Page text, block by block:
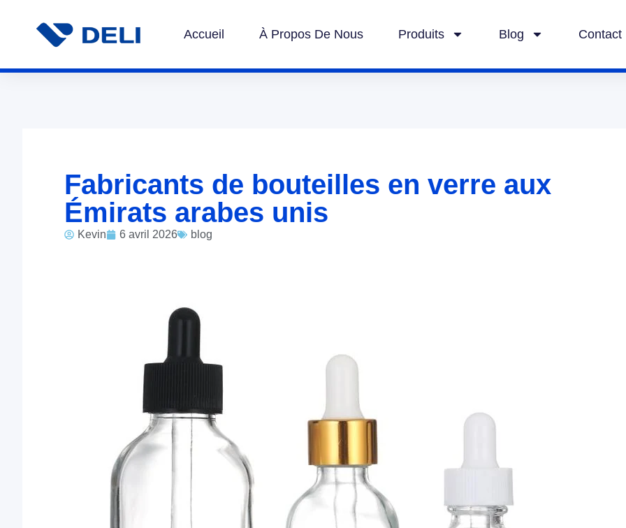
Accueil À Propos De Nous Produits Blog Contact
Fabricants de bouteilles en verre aux
Émirats arabes unis
Kevin 6 avril 2026 blog